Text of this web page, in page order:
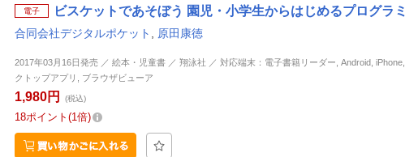
電子 ビスケットであそぼう 園児・小学生からはじめるプログラ
合同会社デジタルポケット 原田康徳
2017年03月16日発売 ／ 絵本・児童書 ／ 翔泳社 ／ 対応端末：電子書籍リーダー, Android,
クトップアプリ, ブラウザビューア
1,980円 (税込)
18ポイント 1倍